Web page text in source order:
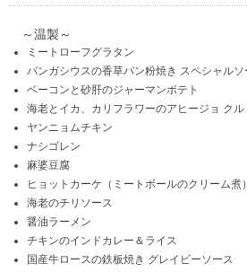
～温製～
ミートローフグラタン
バンガシウスの香草パン粉焼き スペシャルソ
ベーコンと砂肝のジャーマンポテト
海老とイカ、カリフラワーのアヒージョ クル
ヤンニョムチキン
ナシゴレン
麻婆豆腐
ヒョットカーケ（ミートボールのクリーム煮）
海老のチリソース
醤油ラーメン
チキンのインドカレー＆ライス
国産牛ロースの鉄板焼き グレイビーソース